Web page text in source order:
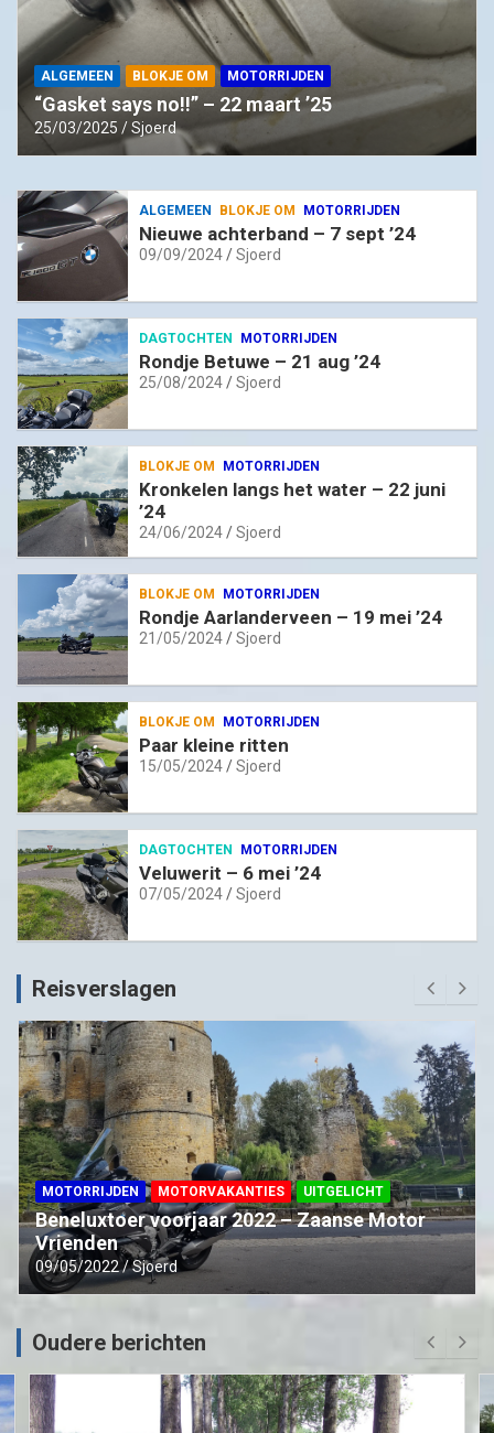
ALGEMEEN BLOKJE OM MOTORRIJDEN
“Gasket says no!!” – 22 maart ’25
25/03/2025 Sjoerd
ALGEMEEN BLOKJE OM MOTORRIJDEN
Nieuwe achterband – 7 sept ’24
09/09/2024 Sjoerd
DAGTOCHTEN MOTORRIJDEN
Rondje Betuwe – 21 aug ’24
25/08/2024 Sjoerd
BLOKJE OM MOTORRIJDEN
Kronkelen langs het water – 22 juni
’24
24/06/2024 Sjoerd
BLOKJE OM MOTORRIJDEN
Rondje Aarlanderveen – 19 mei ’24
21/05/2024 Sjoerd
BLOKJE OM MOTORRIJDEN
Paar kleine ritten
15/05/2024 Sjoerd
DAGTOCHTEN MOTORRIJDEN
Veluwerit – 6 mei ’24
07/05/2024 Sjoerd
Reisverslagen
MOTORRIJDEN MOTORVAKANTIES UITGELICHT
Beneluxtoer voorjaar 2022 – Zaanse Motor
Vrienden
09/05/2022 Sjoerd
Oudere berichten